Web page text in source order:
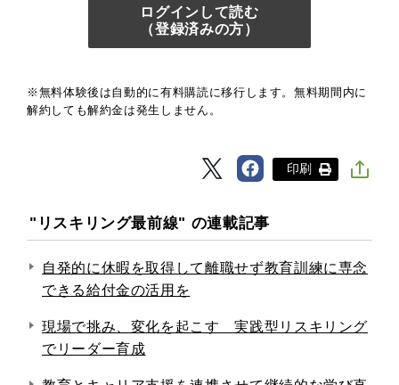
ログインして読む
（登録済みの方）
※無料体験後は自動的に有料購読に移行します。無料期間内に
解約しても解約金は発生しません。
印刷
"リスキリング最前線" の連載記事
自発的に休暇を取得して離職せず教育訓練に専念
できる給付金の活用を
現場で挑み、変化を起こす 実践型リスキリング
でリーダー育成